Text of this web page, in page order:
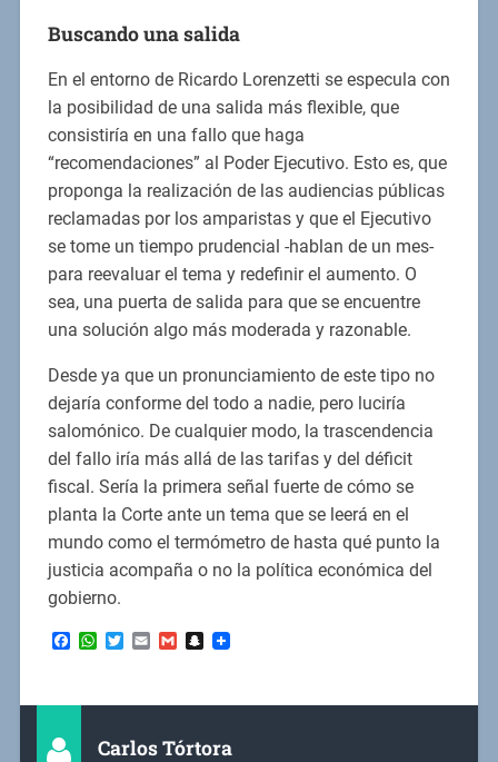
Buscando una salida
En el entorno de Ricardo Lorenzetti se especula con
la posibilidad de una salida más flexible, que
consistiría en una fallo que haga
“recomendaciones” al Poder Ejecutivo. Esto es, que
proponga la realización de las audiencias públicas
reclamadas por los amparistas y que el Ejecutivo
se tome un tiempo prudencial -hablan de un mes-
para reevaluar el tema y redefinir el aumento. O
sea, una puerta de salida para que se encuentre
una solución algo más moderada y razonable.
Desde ya que un pronunciamiento de este tipo no
dejaría conforme del todo a nadie, pero luciría
salomónico. De cualquier modo, la trascendencia
del fallo iría más allá de las tarifas y del déficit
fiscal. Sería la primera señal fuerte de cómo se
planta la Corte ante un tema que se leerá en el
mundo como el termómetro de hasta qué punto la
justicia acompaña o no la política económica del
gobierno.
Facebook
WhatsApp
Twitter
EmailGmailSnapchat
Carlos Tórtora